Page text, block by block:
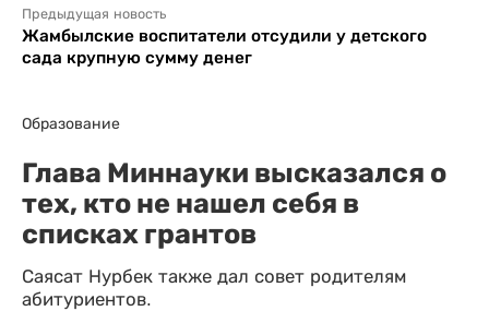
Предыдущая новость
Жамбылские воспитатели отсудили у детского
сада крупную сумму денег
Образование
Глава Миннауки высказался о
тех, кто не нашел себя в
списках грантов
Саясат Нурбек также дал совет родителям
абитуриентов.